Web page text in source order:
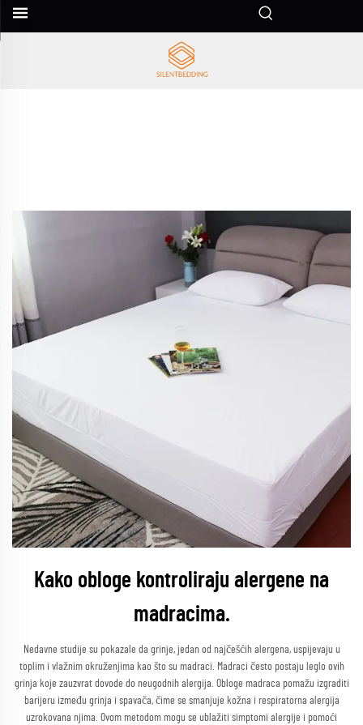
Kako obloge kontroliraju alergene na
madracima.
Nedavne studije su pokazale da grinje, jedan od najčešćih alergena, uspijevaju u
toplim i vlažnim okruženjima kao što su madraci. Madraci često postaju leglo ovih
grinja koje zauzvrat dovode do neugodnih alergija. Obloge madraca pomažu izgraditi
barijeru između grinja i spavača, čime se smanjuje kožna i respiratorna alergija
uzrokovana njima. Ovom metodom mogu se ublažiti simptomi alergije i pomoći